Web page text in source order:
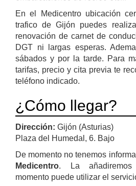
En el Medicentro ubicación
trafico de Gijón puedes
renovación de carnet de
DGT ni largas esperas.
sábados y por la tarde. Para
tarifas, precio y cita previa te
teléfono indicado.
¿Cómo llegar?
Dirección: Gijón (Asturias)
Plaza del Humedal, 6. Bajo
De momento no tenemos
Medicentro. La añadiremos
momento puede utilizar el